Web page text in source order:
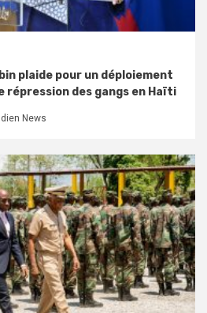
plaide pour un déploiement
répression des gangs en Haïti
News